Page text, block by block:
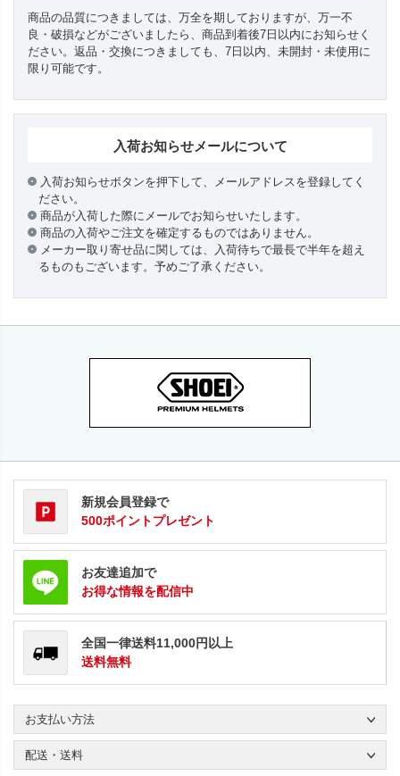
商品の品質につきましては、万全を期しておりますが、万一不
良・破損などがございましたら、商品到着後7日以内にお知らせく
ださい。返品・交換につきましても、7日以内、未開封・未使用に
限り可能です。
入荷お知らせメールについて
入荷お知らせボタンを押下して、メールアドレスを登録してく
ださい。
商品が入荷した際にメールでお知らせいたします。
商品の入荷やご注文を確定するものではありません。
メーカー取り寄せ品に関しては、入荷待ちで最長で半年を超え
るものもございます。予めご了承ください。
新規会員登録で
500ポイントプレゼント
お友達追加で
お得な情報を配信中
全国一律送料11,000円以上
送料無料
お支払い方法
配送・送料